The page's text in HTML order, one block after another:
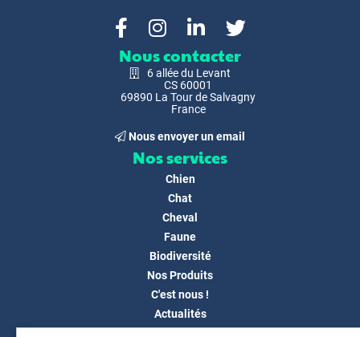
Nous contacter
6 allée du Levant
CS 60001
69890 La Tour de Salvagny
France
Nous envoyer un email
Nos services
Chien
Chat
Cheval
Faune
Biodiversité
Nos Produits
C'est nous !
Actualités